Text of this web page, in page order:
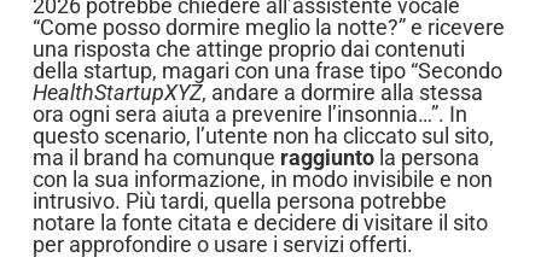
2026 potrebbe chiedere all’assistente vocale
“Come posso dormire meglio la notte?” e ricevere
una risposta che attinge proprio dai contenuti
della startup, magari con una frase tipo “Secondo
HealthStartupXYZ, andare a dormire alla stessa
ora ogni sera aiuta a prevenire l’insonnia…”. In
questo scenario, l’utente non ha cliccato sul sito,
ma il brand ha comunque raggiuntola persona
con la sua informazione, in modo invisibile e non
intrusivo. Più tardi, quella persona potrebbe
notare la fonte citata e decidere di visitare il sito
per approfondire o usare i servizi offerti.